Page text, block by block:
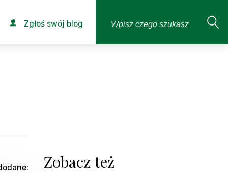
Zgłoś swój blog
Zobacz też